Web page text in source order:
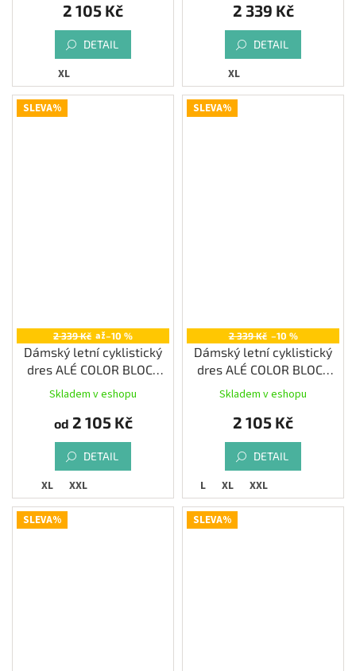
2 105 Kč
DETAIL
XL
2 339 Kč
DETAIL
XL
SLEVA%
2 339 Kč až–10 %
Dámský letní cyklistický
dres ALÉ COLOR BLOCK
PRAGMA, white
Skladem v eshopu
od 2 105 Kč
DETAIL
XL XXL
SLEVA%
2 339 Kč –10 %
Dámský letní cyklistický
dres ALÉ COLOR BLOCK
PRAGMA, black
Skladem v eshopu
2 105 Kč
DETAIL
L XL XXL
SLEVA% SLEVA%